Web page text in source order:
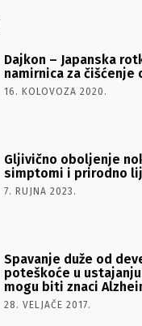
Dajkon – Japanska
namirnica za čišćenje
16. KOLOVOZA 2020.
Gljivično oboljenje
simptomi i prirodno
7. RUJNA 2023.
Spavanje duže od
poteškoće u
mogu biti znaci
28. VELJAČE 2017.